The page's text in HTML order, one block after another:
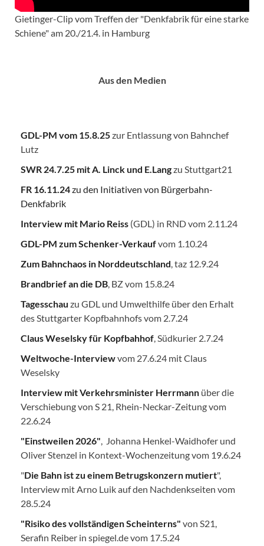
Gietinger-Clip vom Treffen der "Denkfabrik für eine starke
Schiene" am 20./21.4. in Hamburg
Aus den Medien
GDL-PM vom 15.8.25zur Entlassung von Bahnchef
Lutz
SWR 24.7.25 mit A. Linck und E.Langzu Stuttgart21
FR 16.11.24zu den Initiativen von Bürgerbahn-
Denkfabrik
Interview mit Mario Reiss (GDL) in RND vom 2.11.24
GDL-PM zum Schenker-Verkaufvom 1.10.24
Zum Bahnchaos in Norddeutschland , taz 12.9.24
Brandbrief an die DB , BZ vom 15.8.24
Tagesschau zu GDL und Umwelthilfe über den Erhalt
des Stuttgarter Kopfbahnhofs vom 2.7.24
Claus Weselsky für Kopfbahhof , Südkurier 2.7.24
Weltwoche-Interviewvom 27.6.24 mit Claus
Weselsky
Interview mit Verkehrsminister Herrmann über die
Verschiebung von S 21, Rhein-Neckar-Zeitung vom
22.6.24
"Einstweilen 2026" , Johanna Henkel-Waidhofer und
Oliver Stenzel in Kontext-Wochenzeitung vom 19.6.24
"Die Bahn ist zu einem Betrugskonzern mutiert",
Interview mit Arno Luik auf den Nachdenkseiten vom
28.5.24
"Risiko des vollständigen Scheinterns" von S21,
Serafin Reiber in spiegel.de vom 17.5.24